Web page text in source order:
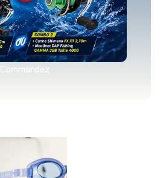
Commandez